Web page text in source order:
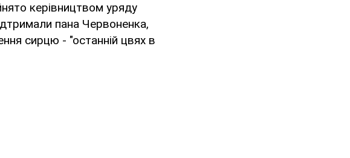
керівництвом уряду
пана Червоненка,
сирцю - "останній цвях в